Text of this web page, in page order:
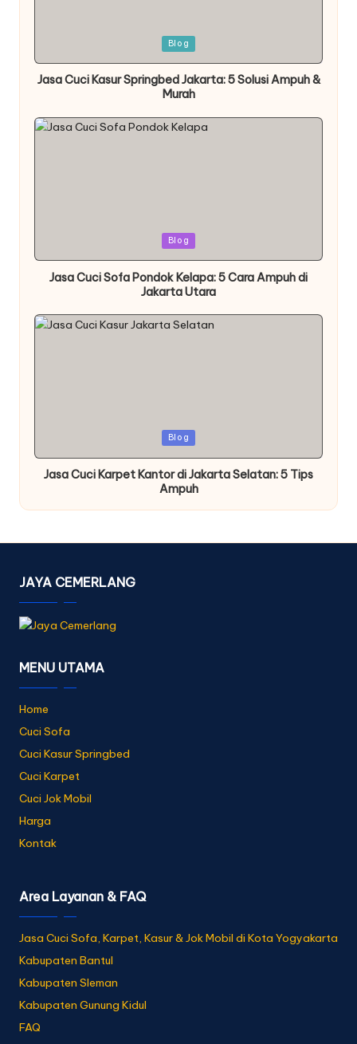
Blog
Jasa Cuci Kasur Springbed Jakarta: 5 Solusi Ampuh &
Murah
Blog
Jasa Cuci Sofa Pondok Kelapa: 5 Cara Ampuh di
Jakarta Utara
Blog
Jasa Cuci Karpet Kantor di Jakarta Selatan: 5 Tips
Ampuh
JAYA CEMERLANG
MENU UTAMA
Home
Cuci Sofa
Cuci Kasur Springbed
Cuci Karpet
Cuci Jok Mobil
Harga
Kontak
Area Layanan & FAQ
Jasa Cuci Sofa, Karpet, Kasur & Jok Mobil di Kota Yogyakarta
Kabupaten Bantul
Kabupaten Sleman
Kabupaten Gunung Kidul
FAQ